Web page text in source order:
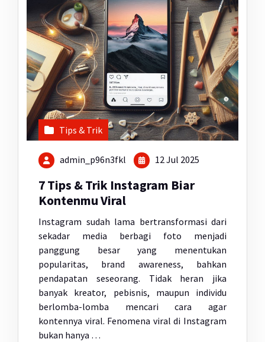
Tips & Trik
admin_p96n3fkl 12 Jul 2025
7 Tips & Trik Instagram Biar
Kontenmu Viral
Instagram sudah lama bertransformasi dari
sekadar media berbagi foto menjadi
panggung besar yang menentukan
popularitas, brand awareness, bahkan
pendapatan seseorang. Tidak heran jika
banyak kreator, pebisnis, maupun individu
berlomba-lomba mencari cara agar
kontennya viral. Fenomena viral di Instagram
bukan hanya …